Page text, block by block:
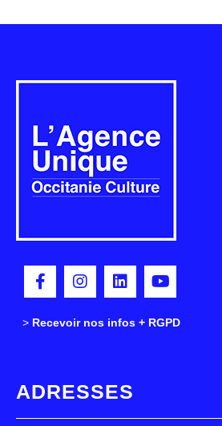
> Recevoir nos infos + RGPD
ADRESSES